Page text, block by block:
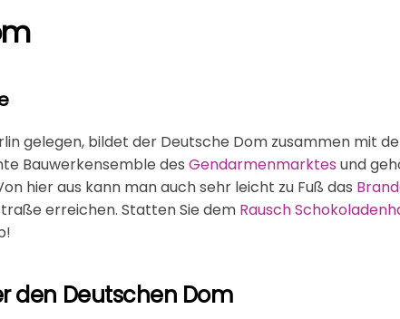
gelegen, bildet der Deutsche Dom zusammen mit
Bauwerkensemble des Gendarmenmarktes und
hier aus kann man auch sehr leicht zu Fuß das
erreichen. Statten Sie dem Rausch
den Deutschen Dom